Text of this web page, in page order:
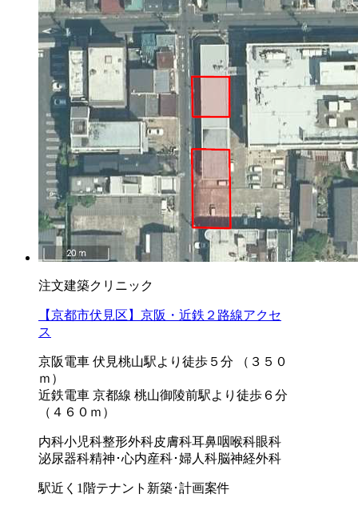
注文建築クリニック
【京都市伏見区】京阪・近鉄２路線アクセ
ス
京阪電車 伏見桃山駅より徒歩５分 （３５０
ｍ）
近鉄電車 京都線 桃山御陵前駅より徒歩６分
（４６０ｍ）
内科小児科整形外科皮膚科耳鼻咽喉科眼科
泌尿器科精神･心内産科･婦人科脳神経外科
駅近く 1階テナント 新築･計画案件